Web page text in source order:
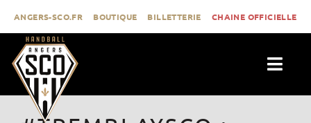
contenu
ANGERS-SCO.FR BOUTIQUE BILLETTERIE CHAINE OFFICIELLE
ACTUALITÉS